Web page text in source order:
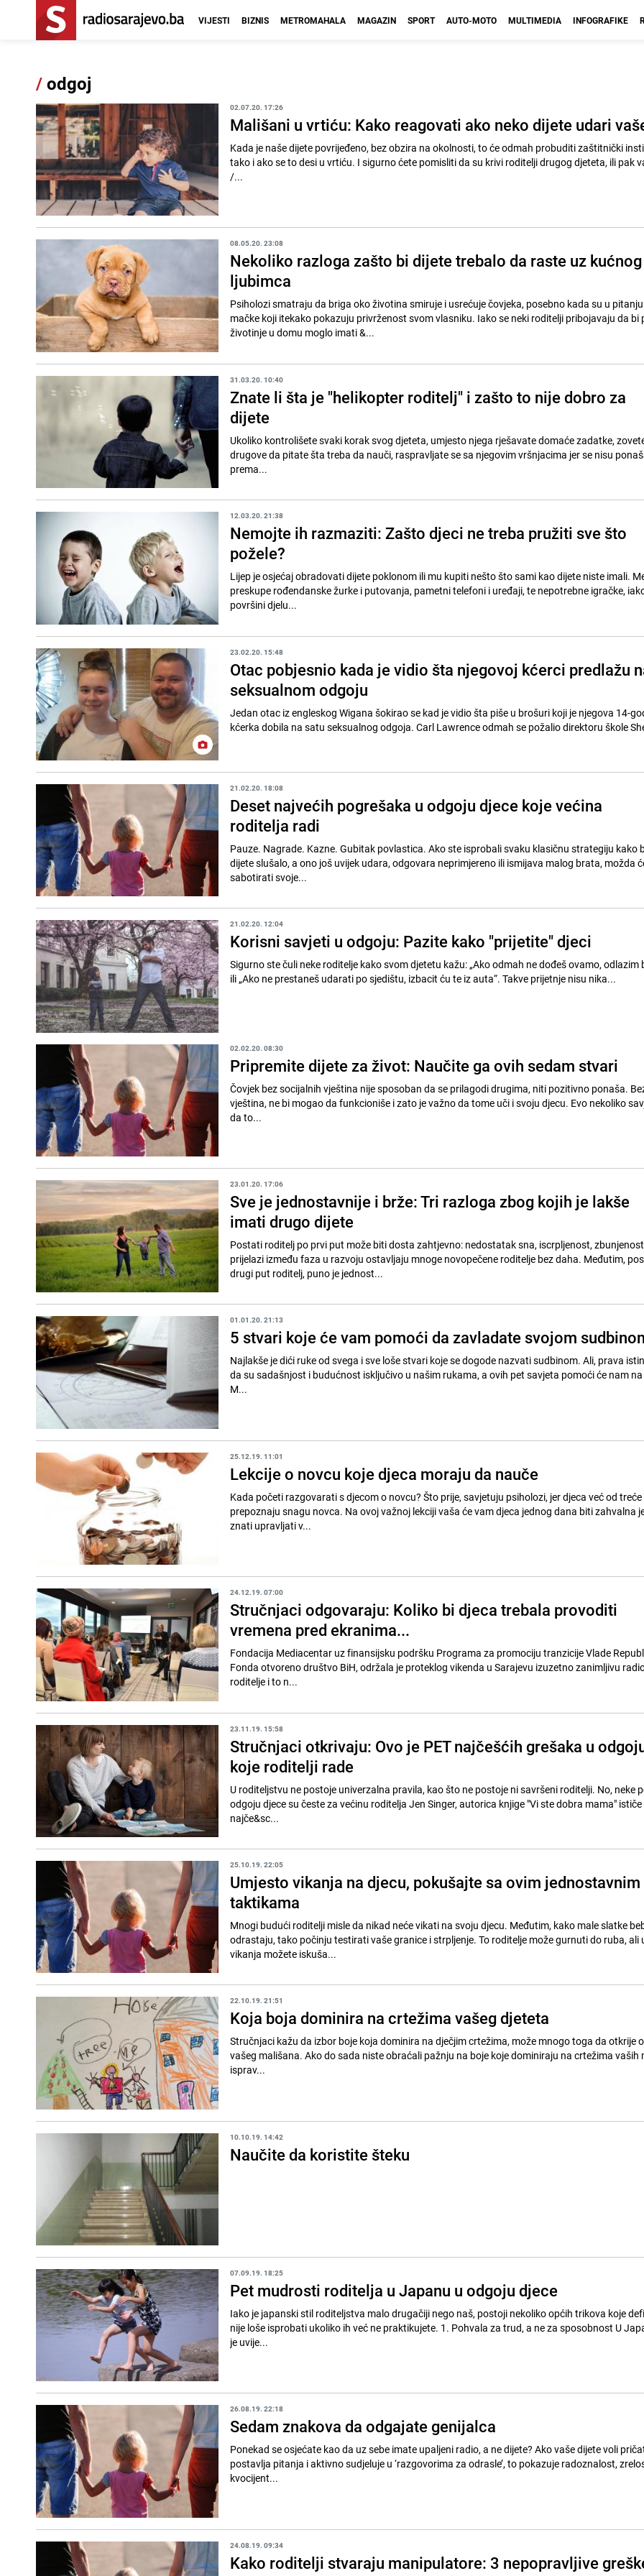
VIJESTI BIZNIS METROMAHALA MAGAZIN SPORT AUTO-MOTO MULTIMEDIA INFOGRAFIKE
/odgoj
02.07.20. 17:26
Mališani u vrtiću: Kako reagovati ako neko dijete udari
Kada je naše dijete povrijeđeno, bez obzira na okolnosti, to će odmah probuditi zaštitnički
tako i ako se to desi u vrtiću. I sigurno ćete pomisliti da su krivi roditelji drugog djeteta, ili pak
/...
08.05.20. 23:08
Nekoliko razloga zašto bi dijete trebalo da raste uz kućnog
ljubimca
Psiholozi smatraju da briga oko životina smiruje i usrećuje čovjeka, posebno kada su u
mačke koji itekako pokazuju privrženost svom vlasniku. Iako se neki roditelji pribojavaju da bi prisustvo
životinje u domu moglo imati &...
31.03.20. 10:40
Znate li šta je "helikopter roditelj" i zašto to nije dobro za
dijete
Ukoliko kontrolišete svaki korak svog djeteta, umjesto njega rješavate domaće zadatke,
drugove da pitate šta treba da nauči, raspravljate se sa njegovim vršnjacima jer se nisu
prema...
12.03.20. 21:38
Nemojte ih razmaziti: Zašto djeci ne treba pružiti sve što
požele?
Lijep je osjećaj obradovati dijete poklonom ili mu kupiti nešto što sami kao dijete niste imali.
preskupe rođendanske žurke i putovanja, pametni telefoni i uređaji, te nepotrebne igračke,
površini djelu...
23.02.20. 15:48
Otac pobjesnio kada je vidio šta njegovoj kćerci predlažu
seksualnom odgoju
Jedan otac iz engleskog Wigana šokirao se kad je vidio šta piše u brošuri koji je njegova 14-
kćerka dobila na satu seksualnog odgoja. Carl Lawrence odmah se požalio direktoru škole
21.02.20. 18:08
Deset najvećih pogrešaka u odgoju djece koje većina
roditelja radi
Pauze. Nagrade. Kazne. Gubitak povlastica. Ako ste isprobali svaku klasičnu strategiju kako
dijete slušalo, a ono još uvijek udara, odgovara neprimjereno ili ismijava malog brata, možda
sabotirati svoje...
21.02.20. 12:04
Korisni savjeti u odgoju: Pazite kako "prijetite" djeci
Sigurno ste čuli neke roditelje kako svom djetetu kažu: „Ako odmah ne dođeš ovamo, odlazim
ili „Ako ne prestaneš udarati po sjedištu, izbacit ću te iz auta“. Takve prijetnje nisu nika...
02.02.20. 08:30
Pripremite dijete za život: Naučite ga ovih sedam stvari
Čovjek bez socijalnih vještina nije sposoban da se prilagodi drugima, niti pozitivno ponaša.
vještina, ne bi mogao da funkcioniše i zato je važno da tome uči i svoju djecu. Evo nekoliko
da to...
23.01.20. 17:06
Sve je jednostavnije i brže: Tri razloga zbog kojih je lakše
imati drugo dijete
Postati roditelj po prvi put može biti dosta zahtjevno: nedostatak sna, iscrpljenost,
prijelazi između faza u razvoju ostavljaju mnoge novopečene roditelje bez daha. Međutim,
drugi put roditelj, puno je jednost...
01.01.20. 21:13
5 stvari koje će vam pomoći da zavladate svojom
Najlakše je dići ruke od svega i sve loše stvari koje se dogode nazvati sudbinom. Ali, prava
da su sadašnjost i budućnost isključivo u našim rukama, a ovih pet savjeta pomoći će nam
M...
25.12.19. 11:01
Lekcije o novcu koje djeca moraju da nauče
Kada početi razgovarati s djecom o novcu? Što prije, savjetuju psiholozi, jer djeca već od
prepoznaju snagu novca. Na ovoj važnoj lekciji vaša će vam djeca jednog dana biti zahvalna
znati upravljati v...
24.12.19. 07:00
Stručnjaci odgovaraju: Koliko bi djeca trebala provoditi
vremena pred ekranima...
Fondacija Mediacentar uz finansijsku podršku Programa za promociju tranzicije Vlade
Fonda otvoreno društvo BiH, održala je proteklog vikenda u Sarajevu izuzetno zanimljivu
roditelje i to n...
23.11.19. 15:58
Stručnjaci otkrivaju: Ovo je PET najčešćih grešaka u
koje roditelji rade
U roditeljstvu ne postoje univerzalna pravila, kao što ne postoje ni savršeni roditelji. No, neke
odgoju djece su česte za većinu roditelja Jen Singer, autorica knjige "Vi ste dobra mama" ističe
najče&sc...
25.10.19. 22:05
Umjesto vikanja na djecu, pokušajte sa ovim jednostavnim
taktikama
Mnogi budući roditelji misle da nikad neće vikati na svoju djecu. Međutim, kako male slatke
odrastaju, tako počinju testirati vaše granice i strpljenje. To roditelje može gurnuti do ruba, ali
vikanja možete iskuša...
22.10.19. 21:51
Koja boja dominira na crtežima vašeg djeteta
Stručnjaci kažu da izbor boje koja dominira na dječjim crtežima, može mnogo toga da otkrije
vašeg mališana. Ako do sada niste obraćali pažnju na boje koje dominiraju na crtežima vaših
isprav...
10.10.19. 14:42
Naučite da koristite šteku
07.09.19. 18:25
Pet mudrosti roditelja u Japanu u odgoju djece
Iako je japanski stil roditeljstva malo drugačiji nego naš, postoji nekoliko općih trikova koje
nije loše isprobati ukoliko ih već ne praktikujete. 1. Pohvala za trud, a ne za sposobnost U
je uvije...
26.08.19. 22:18
Sedam znakova da odgajate genijalca
Ponekad se osjećate kao da uz sebe imate upaljeni radio, a ne dijete? Ako vaše dijete voli
postavlja pitanja i aktivno sudjeluje u ‘razgovorima za odrasle’, to pokazuje radoznalost,
kvocijent...
24.08.19. 09:34
Kako roditelji stvaraju manipulatore: 3 nepopravljive